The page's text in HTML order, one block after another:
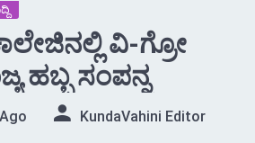
ವಿ-ಗ್ರೋ
ಹಬ್ಬ ಸಂಪನ್ನ
KundaVahini Editor